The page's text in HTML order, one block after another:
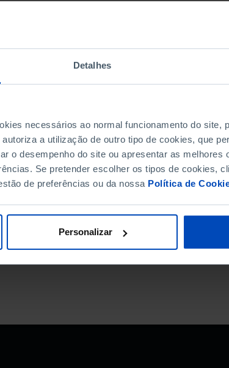
Detalhes
necessários ao normal funcionamento do site,
a utilização de outro tipo de cookies, que
o desempenho do site ou apresentar as melhores
Se pretender escolher os tipos de cookies,
de preferências ou da nossa Política de
Personalizar
DATA DE FIM